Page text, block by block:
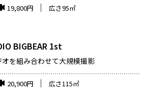
19,800円 広さ95㎡
BIGBEAR 1st
オを組み合わせて大規模撮影
20,900円 広さ115㎡